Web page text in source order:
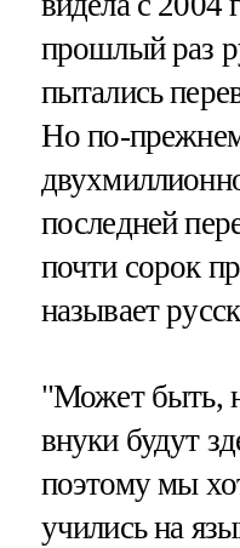
прошлый раз
пытались
Но по-
последней
почти сорок
называет
"Может быть,
внуки будут
поэтому мы
учились на